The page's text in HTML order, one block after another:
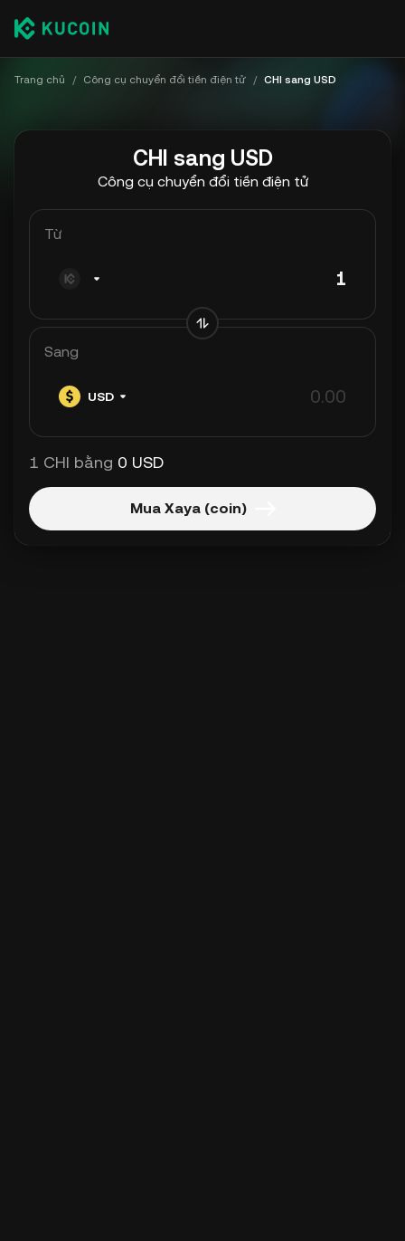
Trang chủ / Công cụ chuyển đổi tiền điện tử / CHI sang USD
CHI sang USD
Công cụ chuyển đổi tiền điện tử
Từ
Sang
USD
1 CHI bằng 0 USD
Mua Xaya (coin)